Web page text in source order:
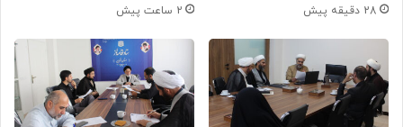
28 دقیقه پیش 2 ساعت پیش